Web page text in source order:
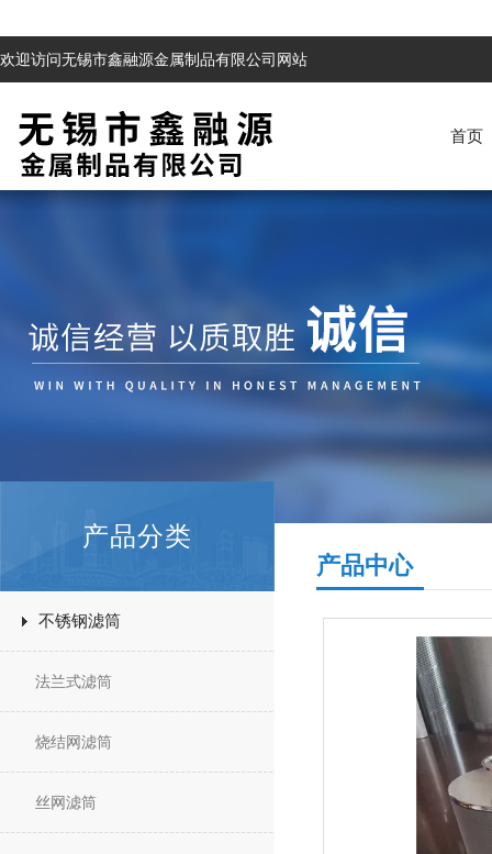
欢迎访问无锡市鑫融源金属制品有限公司网站
首页
产品分类
不锈钢滤筒
法兰式滤筒
烧结网滤筒
丝网滤筒
产品中心